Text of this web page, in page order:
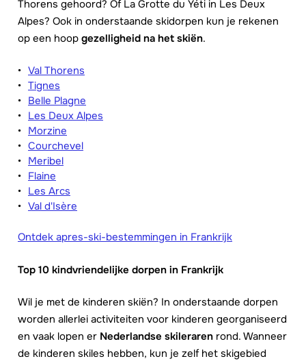
Thorens gehoord? Of La Grotte du Yéti in Les Deux
Alpes? Ook in onderstaande skidorpen kun je rekenen
op een hoop gezelligheid na het skiën.
Val Thorens
Tignes
Belle Plagne
Les Deux Alpes
Morzine
Courchevel
Meribel
Flaine
Les Arcs
Val d'Isère
Ontdek apres-ski-bestemmingen in Frankrijk
Top 10 kindvriendelijke dorpen in Frankrijk
Wil je met de kinderen skiën? In onderstaande dorpen
worden allerlei activiteiten voor kinderen georganiseerd
en vaak lopen er Nederlandse skileraren rond. Wanneer
de kinderen skiles hebben, kun je zelf het skigebied